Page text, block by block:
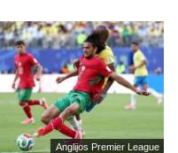
Anglijos Premier League